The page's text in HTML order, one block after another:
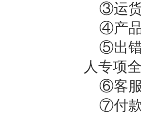
③运货
④产品
⑤出错
人专项
⑥客服
⑦付款